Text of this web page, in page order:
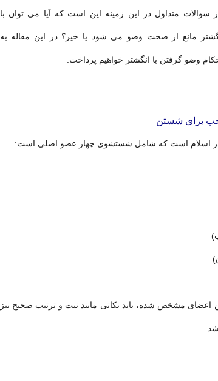
متداول در این زمینه این است که آیا می توان با
مانع از صحت وضو می شود یا خیر؟ در این مقاله به
وضو گرفتن با انگشتر خواهیم پرداخت.
برای شستن
اسلام است که شامل شستشوی چهار عضو اصلی است:
مشخص شده، باید نکاتی مانند نیت و ترتیب صحیح نیز